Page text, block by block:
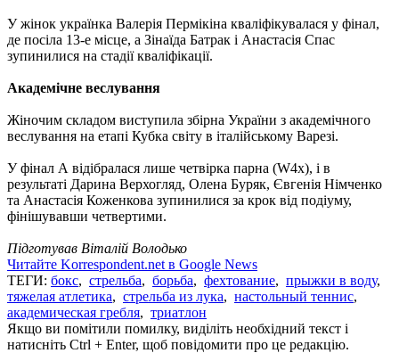
У жінок українка Валерія Пермікіна кваліфікувалася у фінал,
де посіла 13-е місце, а Зінаїда Батрак і Анастасія Спас
зупинилися на стадії кваліфікації.
Академічне веслування
Жіночим складом виступила збірна України з академічного
веслування на етапі Кубка світу в італійському Варезі.
У фінал А відібралася лише четвірка парна (W4х), і в
результаті Дарина Верхогляд, Олена Буряк, Євгенія Німченко
та Анастасія Коженкова зупинилися за крок від подіуму,
фінішувавши четвертими.
Підготував Віталій Володько
Читайте Korrespondent.net в Google News
ТЕГИ: бокс, стрельба, борьба, фехтование, прыжки в воду,
тяжелая атлетика, стрельба из лука, настольный теннис,
академическая гребля, триатлон
Якщо ви помітили помилку, виділіть необхідний текст і
натисніть Ctrl + Enter, щоб повідомити про це редакцію.